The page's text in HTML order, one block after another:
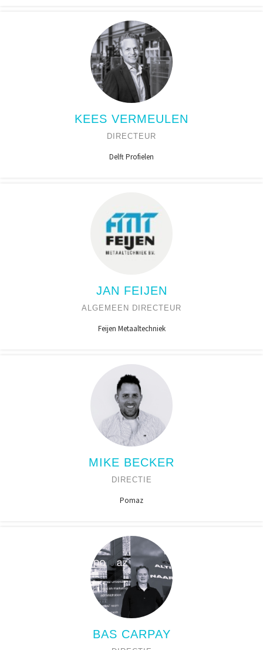
KEES VERMEULEN
DIRECTEUR
Delft Profielen
JAN FEIJEN
ALGEMEEN DIRECTEUR
Feijen Metaaltechniek
MIKE BECKER
DIRECTIE
Pomaz
BAS CARPAY